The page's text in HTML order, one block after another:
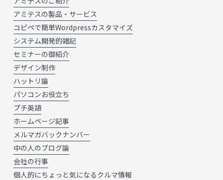
アミテスの製品・サービス
コピペで簡単Wordpressカスタマイズ
システム開発的雑記
セミナーの御紹介
デザイン制作
ハットリ論
パソコンお役立ち
プチ英語
ホームページ記事
メルマガバックナンバー
中の人のブログ論
会社の行事
個人的にちょっと気になるクルマ情報